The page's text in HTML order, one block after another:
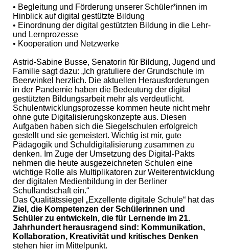
• Begleitung und Förderung unserer Schüler*innen im
Hinblick auf digital gestützte Bildung
• Einordnung der digital gestützten Bildung in die Lehr-
und Lernprozesse
• Kooperation und Netzwerke
Astrid-Sabine Busse, Senatorin für Bildung, Jugend und
Familie sagt dazu: „Ich gratuliere der Grundschule im
Beerwinkel herzlich. Die aktuellen Herausforderungen
in der Pandemie haben die Bedeutung der digital
gestützten Bildungsarbeit mehr als verdeutlicht.
Schulentwicklungsprozesse kommen heute nicht mehr
ohne gute Digitalisierungskonzepte aus. Diesen
Aufgaben haben sich die Siegelschulen erfolgreich
gestellt und sie gemeistert. Wichtig ist mir, gute
Pädagogik und Schuldigitalisierung zusammen zu
denken. Im Zuge der Umsetzung des Digital-Pakts
nehmen die heute ausgezeichneten Schulen eine
wichtige Rolle als Multiplikatoren zur Weiterentwicklung
der digitalen Medienbildung in der Berliner
Schullandschaft ein.“
Das Qualitätssiegel „Exzellente digitale Schule“ hat das
Ziel, die Kompetenzen der Schülerinnen und
Schüler zu entwickeln, die für Lernende im 21.
Jahrhundert herausragend sind: Kommunikation,
Kollaboration, Kreativität und kritisches Denken
stehen hier im Mittelpunkt.